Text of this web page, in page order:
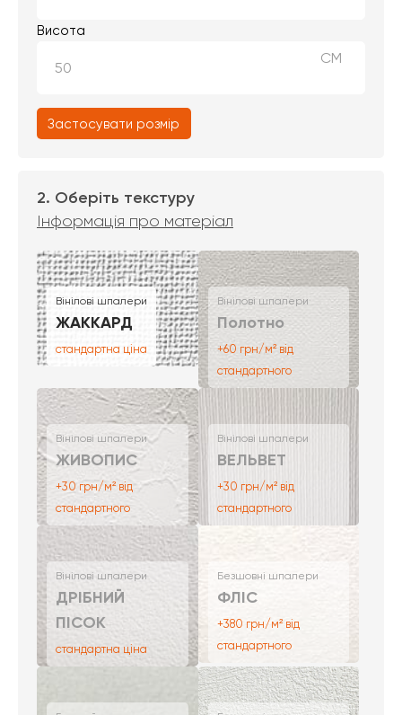
Висота
СМ
Застосувати розмір
2. Оберіть текстуру
Інформація про матеріал
Вінілові шпалери
ЖАККАРД
стандартна ціна
Вінілові шпалери
Полотно
+60 грн/м² від
стандартного
Вінілові шпалери
ЖИВОПИС
+30 грн/м² від
стандартного
Вінілові шпалери
ВЕЛЬВЕТ
+30 грн/м² від
стандартного
Вінілові шпалери
ДРІБНИЙ
ПІСОК
стандартна ціна
Безшовні шпалери
ФЛІС
+380 грн/м² від
стандартного